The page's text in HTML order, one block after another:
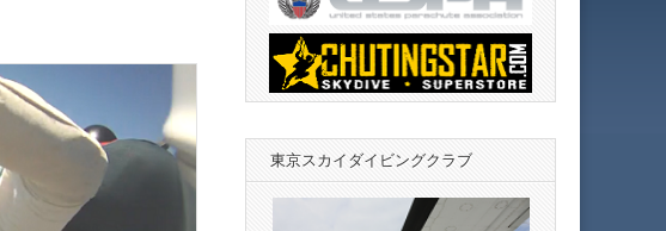
東京スカイダイビングクラブ